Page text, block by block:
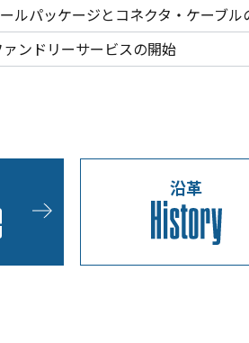
パッケージとコネクタ・ケーブル
ンドリーサービスの開始
沿革